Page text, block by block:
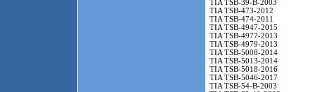
TIA TSB-39-B-2003
TIA TSB-473-2012
TIA TSB-474-2011
TIA TSB-4947-2015
TIA TSB-4977-2013
TIA TSB-4979-2013
TIA TSB-5008-2014
TIA TSB-5013-2014
TIA TSB-5018-2016
TIA TSB-5046-2017
TIA TSB-54-B-2003